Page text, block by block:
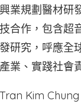
業規劃醫材研
合作，包含超
研究，呼應全
業、實踐社會
Kim